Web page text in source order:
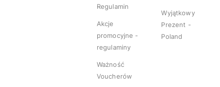
Regulamin
Akcje
promocyjne -
regulaminy
Ważność
Voucherów
Wyjątkowy
Prezent -
Poland